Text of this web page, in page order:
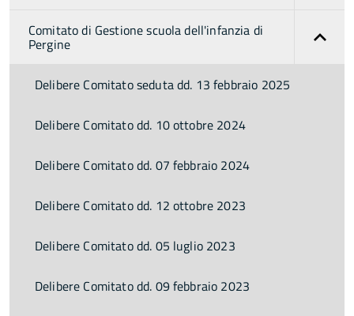
Comitato di Gestione scuola dell'infanzia di
Pergine
Delibere Comitato seduta dd. 13 febbraio 2025
Delibere Comitato dd. 10 ottobre 2024
Delibere Comitato dd. 07 febbraio 2024
Delibere Comitato dd. 12 ottobre 2023
Delibere Comitato dd. 05 luglio 2023
Delibere Comitato dd. 09 febbraio 2023